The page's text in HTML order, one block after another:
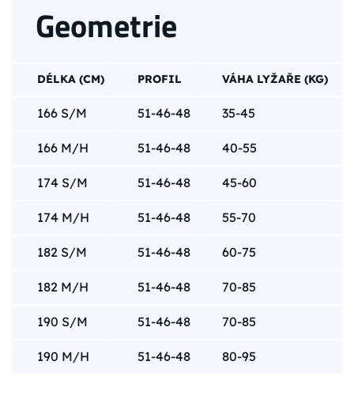
Geometrie
DÉLKA (CM) PROFIL VÁHA LYŽAŘE (KG)
166 S/M 51-46-48 35-45
166 M/H 51-46-48 40-55
174 S/M 51-46-48 45-60
174 M/H 51-46-48 55-70
182 S/M 51-46-48 60-75
182 M/H 51-46-48 70-85
190 S/M 51-46-48 70-85
190 M/H 51-46-48 80-95